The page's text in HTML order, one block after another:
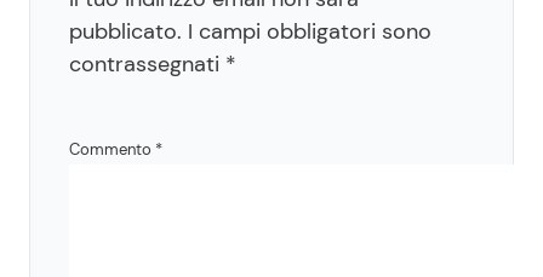
pubblicato. I campi obbligatori sono
contrassegnati *
Commento *